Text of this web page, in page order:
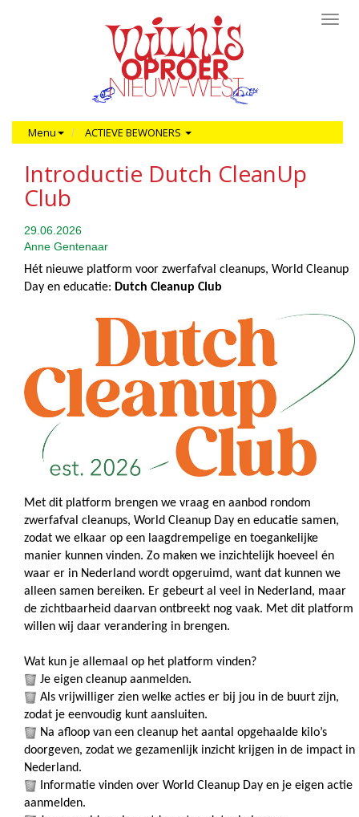
Menu ACTIEVE BEWONERS
Introductie Dutch CleanUp
Club
29.06.2026
Anne Gentenaar
Hét nieuwe platform voor zwerfafval cleanups, World Cleanup
Day en educatie: Dutch Cleanup Club
Met dit platform brengen we vraag en aanbod rondom
zwerfafval cleanups, World Cleanup Day en educatie samen,
zodat we elkaar op een laagdrempelige en toegankelijke
manier kunnen vinden. Zo maken we inzichtelijk hoeveel én
waar er in Nederland wordt opgeruimd, want dat kunnen we
alleen samen bereiken. Er gebeurt al veel in Nederland, maar
de zichtbaarheid daarvan ontbreekt nog vaak. Met dit platform
willen wij daar verandering in brengen.
Wat kun je allemaal op het platform vinden?
Je eigen cleanup aanmelden.
Als vrijwilliger zien welke acties er bij jou in de buurt zijn,
zodat je eenvoudig kunt aansluiten.
Na afloop van een cleanup het aantal opgehaalde kilo’s
doorgeven, zodat we gezamenlijk inzicht krijgen in de impact in
Nederland.
Informatie vinden over World Cleanup Day en je eigen actie
aanmelden.